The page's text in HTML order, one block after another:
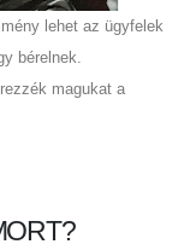
lehet az ügyfelek
bérelnek.
magukat a